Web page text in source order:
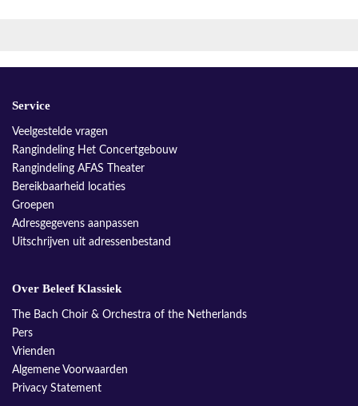
Service
Veelgestelde vragen
Rangindeling Het Concertgebouw
Rangindeling AFAS Theater
Bereikbaarheid locaties
Groepen
Adresgegevens aanpassen
Uitschrijven uit adressenbestand
Over Beleef Klassiek
The Bach Choir & Orchestra of the Netherlands
Pers
Vrienden
Algemene Voorwaarden
Privacy Statement